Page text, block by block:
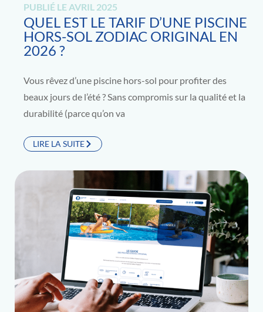
PUBLIÉ LE AVRIL 2025
QUEL EST LE TARIF D’UNE PISCINE
HORS-SOL ZODIAC ORIGINAL EN
2026 ?
Vous rêvez d’une piscine hors-sol pour profiter des
beaux jours de l’été ? Sans compromis sur la qualité et la
durabilité (parce qu’on va
LIRE LA SUITE